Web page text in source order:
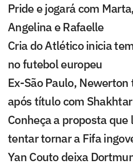
Pride e jogará com
Angelina e Rafaelle
Cria do Atlético inicia
no futebol europeu
Ex-São Paulo,
após título com
Conheça a proposta que
tentar tornar a Fifa
Yan Couto deixa